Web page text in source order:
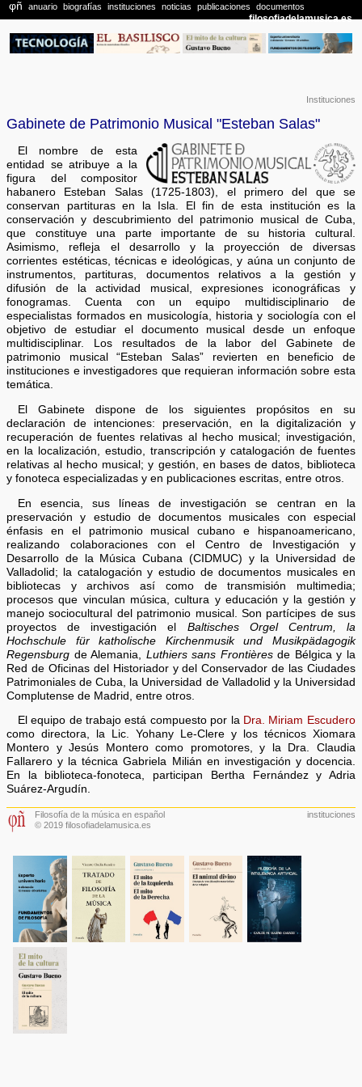
Instituciones
Gabinete de Patrimonio Musical "Esteban Salas"
El nombre de esta
entidad se atribuye a la
figura del compositor
habanero Esteban Salas (1725-1803), el primero del que se
conservan partituras en la Isla. El fin de esta institución es la
conservación y descubrimiento del patrimonio musical de Cuba,
que constituye una parte importante de su historia cultural.
Asimismo, refleja el desarrollo y la proyección de diversas
corrientes estéticas, técnicas e ideológicas, y aúna un conjunto de
instrumentos, partituras, documentos relativos a la gestión y
difusión de la actividad musical, expresiones iconográficas y
fonogramas. Cuenta con un equipo multidisciplinario de
especialistas formados en musicología, historia y sociología con el
objetivo de estudiar el documento musical desde un enfoque
multidisciplinar. Los resultados de la labor del Gabinete de
patrimonio musical “Esteban Salas” revierten en beneficio de
instituciones e investigadores que requieran información sobre esta
temática.
El Gabinete dispone de los siguientes propósitos en su
declaración de intenciones: preservación, en la digitalización y
recuperación de fuentes relativas al hecho musical; investigación,
en la localización, estudio, transcripción y catalogación de fuentes
relativas al hecho musical; y gestión, en bases de datos, biblioteca
y fonoteca especializadas y en publicaciones escritas, entre otros.
En esencia, sus líneas de investigación se centran en la
preservación y estudio de documentos musicales con especial
énfasis en el patrimonio musical cubano e hispanoamericano,
realizando colaboraciones con el Centro de Investigación y
Desarrollo de la Música Cubana (CIDMUC) y la Universidad de
Valladolid; la catalogación y estudio de documentos musicales en
bibliotecas y archivos así como de transmisión multimedia;
procesos que vinculan música, cultura y educación y la gestión y
manejo sociocultural del patrimonio musical. Son partícipes de sus
proyectos de investigación el Baltisches Orgel Centrum, la
Hochschule für katholische Kirchenmusik und Musikpädagogik
Regensburg de Alemania, Luthiers sans Frontièresde Bélgica y la
Red de Oficinas del Historiador y del Conservador de las Ciudades
Patrimoniales de Cuba, la Universidad de Valladolid y la Universidad
Complutense de Madrid, entre otros.
El equipo de trabajo está compuesto por la Dra. Miriam Escudero
como directora, la Lic. Yohany Le-Clere y los técnicos Xiomara
Montero y Jesús Montero como promotores, y la Dra. Claudia
Fallarero y la técnica Gabriela Milián en investigación y docencia.
En la biblioteca-fonoteca, participan Bertha Fernández y Adria
Suárez-Argudín.
Filosofía de la música en español
© 2019 filosofiadelamusica.es
instituciones